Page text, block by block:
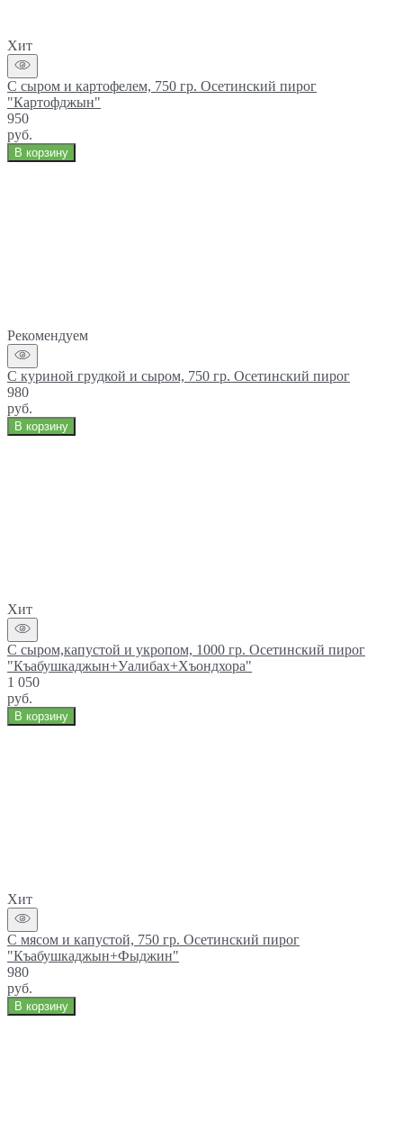
Хит
С сыром и картофелем, 750 гр. Осетинский пирог
"Картофджын"
950
руб.
В корзину
Рекомендуем
С куриной грудкой и сыром, 750 гр. Осетинский пирог
980
руб.
В корзину
Хит
С сыром,капустой и укропом, 1000 гр. Осетинский пирог
"Къабушкаджын+Уалибах+Хъондхора"
1 050
руб.
В корзину
Хит
С мясом и капустой, 750 гр. Осетинский пирог
"Къабушкаджын+Фыджин"
980
руб.
В корзину